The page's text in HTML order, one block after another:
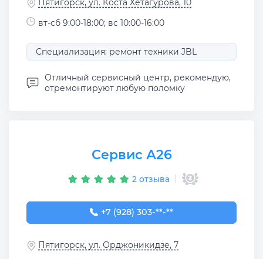
Пятигорск, ул. Коста Хетагурова, 10
вт-сб 9:00-18:00; вс 10:00-16:00
Специализация: ремонт техники JBL
Отличный сервисный центр, рекомендую,
отремонтируют любую поломку
Сервис А26
2 отзыва
+7 (928) 303-03-08
+7 (928) 303-**-**
Пятигорск, ул. Орджоникидзе, 7